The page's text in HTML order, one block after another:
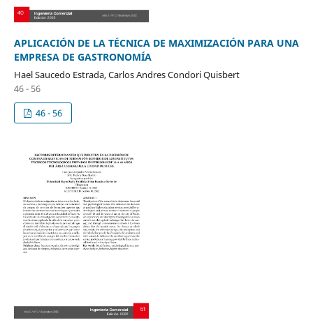
APLICACIÓN DE LA TÉCNICA DE MAXIMIZACIÓN PARA UNA
EMPRESA DE GASTRONOMÍA
Hael Saucedo Estrada, Carlos Andres Condori Quisbert
46 - 56
46 - 56